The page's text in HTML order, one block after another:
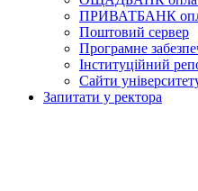
ПРИВАТБАНК
Поштовий сервер
Програмне
Інституційний
Сайти
Запитати у ректора